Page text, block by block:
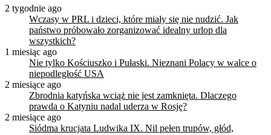
2 tygodnie ago
Wczasy w PRL i dzieci, które miały się nie nudzić. Jak
państwo próbowało zorganizować idealny urlop dla
wszystkich?
1 miesiąc ago
Nie tylko Kościuszko i Pułaski. Nieznani Polacy w walce o
niepodległość USA
2 miesiące ago
Zbrodnia katyńska wciąż nie jest zamknięta. Dlaczego
prawda o Katyniu nadal uderza w Rosję?
2 miesiące ago
Siódma krucjata Ludwika IX. Nil pełen trupów, głód,